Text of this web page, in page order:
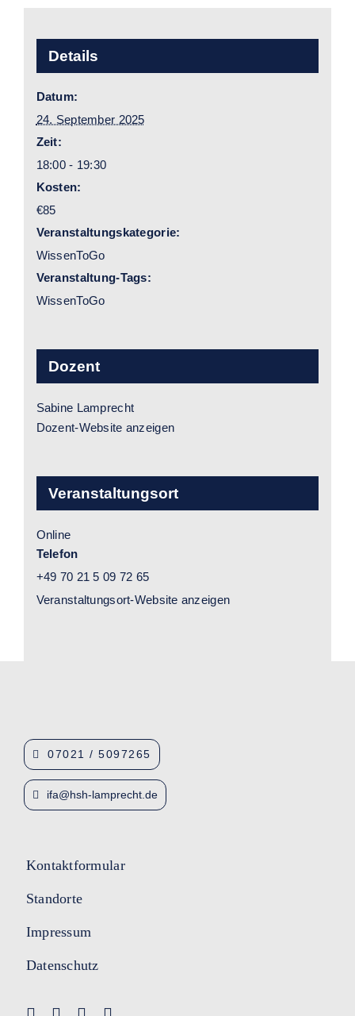
Details
Datum:
24. September 2025
Zeit:
18:00 - 19:30
Kosten:
€85
Veranstaltungskategorie:
WissenToGo
Veranstaltung-Tags:
WissenToGo
Veranstaltungsort
Online
Telefon
+49 70 21 5 09 72 65
Veranstaltungsort-Website anzeigen
Dozent
Sabine Lamprecht
Dozent-Website anzeigen
07021 / 5097265
ifa@hsh-lamprecht.de
Kontaktformular
Standorte
Impressum
Datenschutz